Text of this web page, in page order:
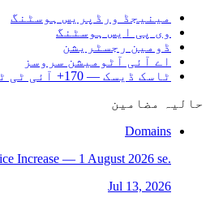
مینیجڈ ورڈپریس ہوسٹنگ
وی پی ایس ہوسٹنگ
ڈومین رجسٹریشن
اے آئی آٹومیشن سروسز
ٹاسک ڈیسک — 170+ آئی ٹی ٹاسکس
حالیہ مضامین
Domains
.PK Domain Price Increase — 1 August 2026 se
Jul 13, 2026